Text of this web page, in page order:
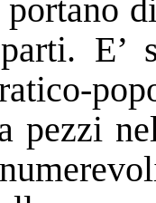
E’
pezzi